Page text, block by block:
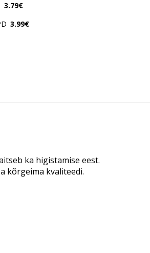
3.79€
3.99€
ka higistamise eest.
kõrgeima kvaliteedi.